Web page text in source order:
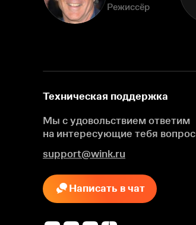
Режиссёр
Техническая поддержка
Мы с удовольствием ответим
на интересующие тебя
support@wink.ru
Написать в чат